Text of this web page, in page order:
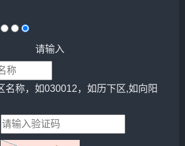
请输入
名称，如030012，如历下区,如向阳